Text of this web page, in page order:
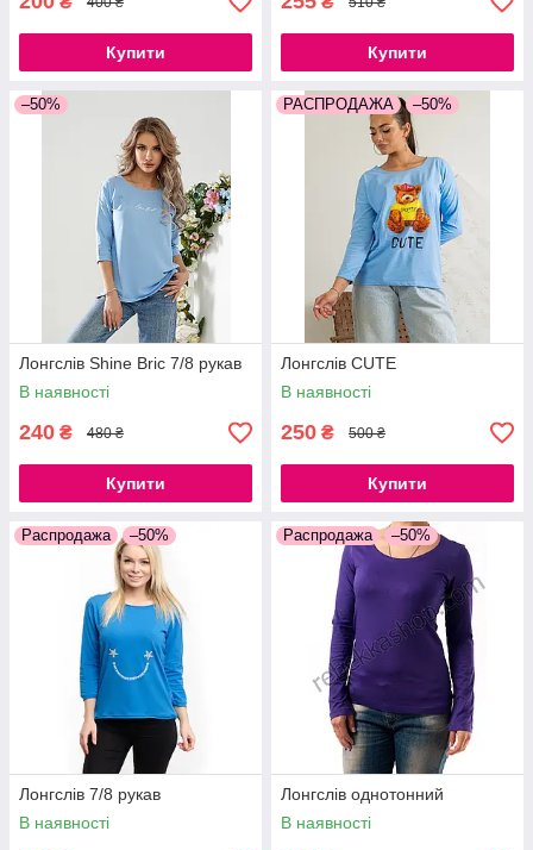
Купити Купити
–50%
Лонгслів Shine Bric 7/8 рукав
В наявності
240 ₴ 480 ₴
Купити
РАСПРОДАЖА –50%
Лонгслів CUTE
В наявності
250 ₴ 500 ₴
Купити
Распродажа –50%
Лонгслів 7/8 рукав
В наявності
Распродажа –50%
Лонгслів однотонний
В наявності